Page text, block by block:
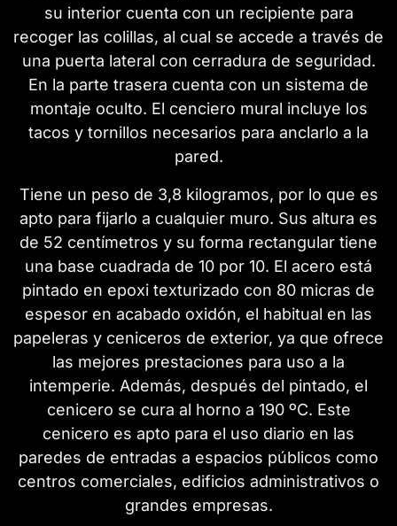
su interior cuenta con un recipiente para
recoger las colillas, al cual se accede a través de
una puerta lateral con cerradura de seguridad.
En la parte trasera cuenta con un sistema de
montaje oculto. El cenciero mural incluye los
tacos y tornillos necesarios para anclarlo a la
pared.
Tiene un peso de 3,8 kilogramos, por lo que es
apto para fijarlo a cualquier muro. Sus altura es
de 52 centímetros y su forma rectangular tiene
una base cuadrada de 10 por 10. El acero está
pintado en epoxi texturizado con 80 micras de
espesor en acabado oxidón, el habitual en las
papeleras y ceniceros de exterior, ya que ofrece
las mejores prestaciones para uso a la
intemperie. Además, después del pintado, el
cenicero se cura al horno a 190 ºC. Este
cenicero es apto para el uso diario en las
paredes de entradas a espacios públicos como
centros comerciales, edificios administrativos o
grandes empresas.